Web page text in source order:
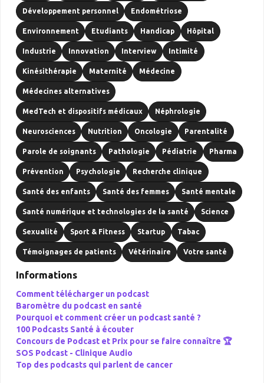
Développement personnel Endométriose
Environnement Etudiants Handicap Hôpital
Industrie Innovation Interview Intimité
Kinésithérapie Maternité Médecine
Médecines alternatives
MedTech et dispositifs médicaux Néphrologie
Neurosciences Nutrition Oncologie Parentalité
Parole de soignants Pathologie Pédiatrie Pharma
Prévention Psychologie Recherche clinique
Santé des enfants Santé des femmes Santé mentale
Santé numérique et technologies de la santé Science
Sexualité Sport & Fitness Startup Tabac
Témoignages de patients Vétérinaire Votre santé
Informations
Comment télécharger un podcast
Baromètre du podcast en santé
Pourquoi et comment créer un podcast santé ?
100 Podcasts Santé à écouter
Concours de Podcast et Prix pour se faire connaître 🏆
SOS Podcast - Clinique Audio
Top des podcasts qui parlent de cancer